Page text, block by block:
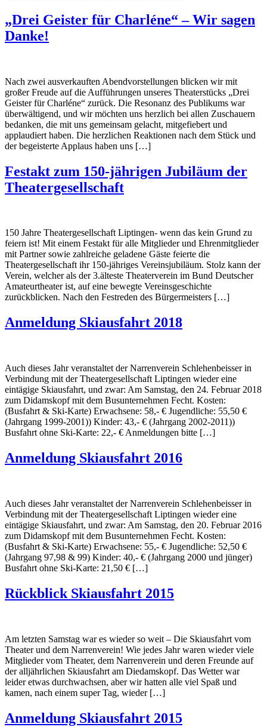
„Drei Geister für Charléne“ – Wir sagen
Danke!
Nach zwei ausverkauften Abendvorstellungen blicken wir mit
großer Freude auf die Aufführungen unseres Theaterstücks „Drei
Geister für Charléne“ zurück. Die Resonanz des Publikums war
überwältigend, und wir möchten uns herzlich bei allen Zuschauern
bedanken, die mit uns gemeinsam gelacht, mitgefiebert und
applaudiert haben. Die herzlichen Reaktionen nach dem Stück und
der begeisterte Applaus haben uns […]
Festakt zum 150-jährigen Jubiläum der
Theatergesellschaft
150 Jahre Theatergesellschaft Liptingen- wenn das kein Grund zu
feiern ist! Mit einem Festakt für alle Mitglieder und Ehrenmitglieder
mit Partner sowie zahlreiche geladene Gäste feierte die
Theatergesellschaft ihr 150-jähriges Vereinsjubiläum. Stolz kann der
Verein, welcher als der 3.älteste Theaterverein im Bund Deutscher
Amateurtheater ist, auf eine bewegte Vereinsgeschichte
zurückblicken. Nach den Festreden des Bürgermeisters […]
Anmeldung Skiausfahrt 2018
Auch dieses Jahr veranstaltet der Narrenverein Schlehenbeisser in
Verbindung mit der Theatergesellschaft Liptingen wieder eine
eintägige Skiausfahrt, und zwar: Am Samstag, den 24. Februar 2018
zum Didamskopf mit dem Busunternehmen Fecht. Kosten:
(Busfahrt & Ski-Karte) Erwachsene: 58,- € Jugendliche: 55,50 €
(Jahrgang 1999-2001)) Kinder: 43,- € (Jahrgang 2002-2011))
Busfahrt ohne Ski-Karte: 22,- € Anmeldungen bitte […]
Anmeldung Skiausfahrt 2016
Auch dieses Jahr veranstaltet der Narrenverein Schlehenbeisser in
Verbindung mit der Theatergesellschaft Liptingen wieder eine
eintägige Skiausfahrt, und zwar: Am Samstag, den 20. Februar 2016
zum Didamskopf mit dem Busunternehmen Fecht. Kosten:
(Busfahrt & Ski-Karte) Erwachsene: 55,- € Jugendliche: 52,50 €
(Jahrgang 97,98 & 99) Kinder: 40,- € (Jahrgang 2000 und jünger)
Busfahrt ohne Ski-Karte: 21,50 € […]
Rückblick Skiausfahrt 2015
Am letzten Samstag war es wieder so weit – Die Skiausfahrt vom
Theater und dem Narrenverein! Wie jedes Jahr waren wieder viele
Mitglieder vom Theater, dem Narrenverein und deren Freunde auf
der alljährlichen Skiausfahrt am Diedamskopf. Das Wetter war
leider etwas durchwachsen, aber wir hatten alle viel Spaß und
kamen, nach einem super Tag, wieder […]
Anmeldung Skiausfahrt 2015